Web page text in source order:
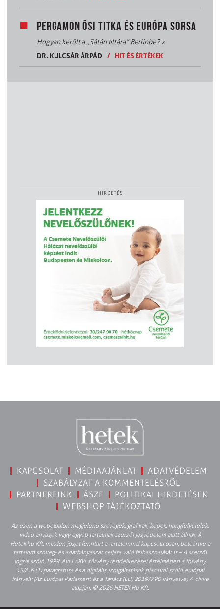
PERGAMON ŐSI TITKA ÉS EURÓPA SORSA
Hogyan került a „Sátán oltára” Berlinbe?»
DR. KULCSÁR ÁRPÁD
/ HIT ÉS ÉRTÉKEK
HIRDETÉS
KAPCSOLAT MÉDIAAJÁNLAT
ADATVÉDELEM
SZABÁLYZAT A KOMMENTELÉSRŐL
PARTNEREINK
ÁSZF
POLITIKAI HIRDETÉSEK
WEBSHOP TÁJÉKOZTATÓ
Az ezen a weboldalon megjelenő szövegek, grafikák, képek, hangfelvételek,
video anyagok vagy egyéb tartalmak szerzői jogvédelem alatt állnak. A
Hetek.hu Kft. minden jogot fenntart a tartalommal kapcsolatosan, beleértve a
tartalom szöveg- és adatbányászat céljára való felhasználását is – A szerzői
jogról szóló 1999. évi LXXVI. törvény rendelkezései értelmében a törvény
35/A. § (1) paragrafusa és a digitális szolgáltatások piacairól szóló európai
irányelv (Az Európai Parlament és a Tanács (EU) 2019/790 Irányelve) 4. cikke
alapján. © 2026 HETEK.HU Kft.